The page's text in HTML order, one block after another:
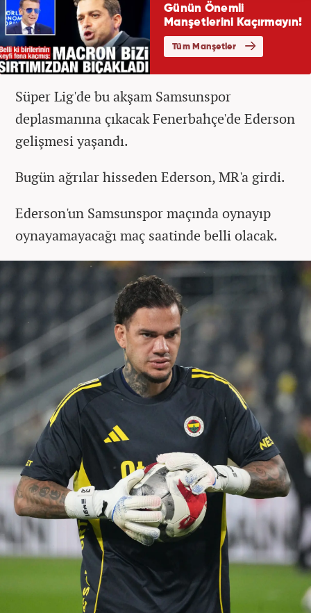
Süper Lig'de bu akşam Samsunspor
deplasmanına çıkacak Fenerbahçe'de Ederson
gelişmesi yaşandı.
Bugün ağrılar hisseden Ederson, MR'a girdi.
Ederson'un Samsunspor maçında oynayıp
oynayamayacağı maç saatinde belli olacak.